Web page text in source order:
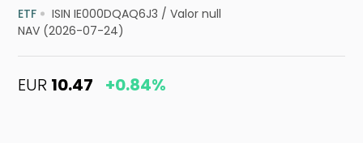
ETF ISIN IE000DQAQ6J3 /Valor null
NAV (2026-07-24)
EUR 10.47 +0.84%